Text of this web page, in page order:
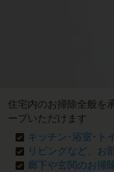
住宅内のお掃除全般を
ープいただけます
キッチン･浴室･ト
リビングなど、お
廊下や玄関のお掃